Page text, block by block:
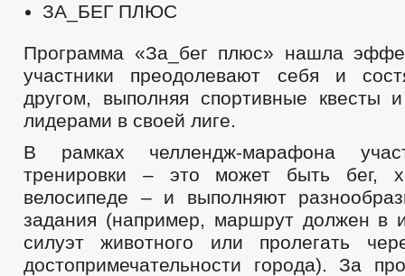
ЗА_БЕГ ПЛЮС
Программа «За_бег плюс» нашла
участники преодолевают себя и
другом, выполняя спортивные квесты
лидерами в своей лиге.
В рамках челлендж-марафона
тренировки – это может быть бег,
велосипеде – и выполняют
задания (например, маршрут должен в
силуэт животного или пролегать
достопримечательности города). За